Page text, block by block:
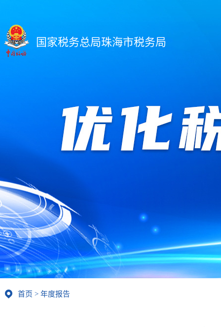
国家税务总局珠海市税务局
首页 > 年度报告